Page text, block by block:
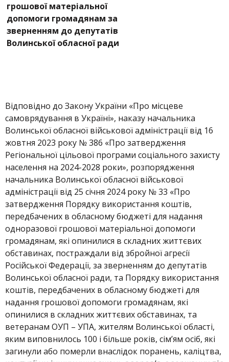
грошової матеріальної
допомоги громадянам за
зверненням до депутатів
Волинської обласної ради
Відповідно до Закону України «Про місцеве
самоврядування в Україні», наказу начальника
Волинської обласної військової адміністрації від 16
жовтня 2023 року № 386 «Про затвердження
Регіональної цільової програми соціального захисту
населення на 2024-2028 роки», розпорядження
начальника Волинської обласної військової
адміністрації від 25 січня 2024 року № 33 «Про
затвердження Порядку використання коштів,
передбачених в обласному бюджеті для надання
одноразової грошової матеріальної допомоги
громадянам, які опинилися в складних життєвих
обставинах, постраждали від збройної агресії
Російської Федерації, за зверненням до депутатів
Волинської обласної ради, та Порядку використання
коштів, передбачених в обласному бюджеті для
надання грошової допомоги громадянам, які
опинилися в складних життєвих обставинах, та
ветеранам ОУП – УПА, жителям Волинської області,
яким виповнилось 100 і більше років, сім’ям осіб, які
загинули або померли внаслідок поранень, каліцтва,